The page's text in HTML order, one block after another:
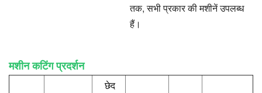
तक, सभी प्रकार की मशीनें उपलब्ध
हैं।
मशीन कटिंग प्रदर्शन
छेद